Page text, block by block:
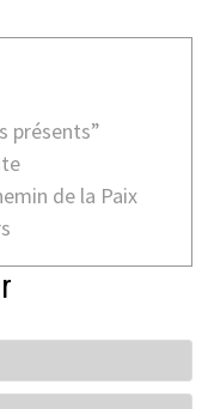
présents”
de la Paix